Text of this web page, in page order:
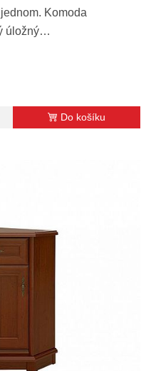
Komoda
úložný…
Do košíku